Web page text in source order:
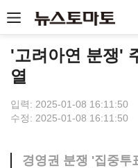
'고려아연 분쟁'
열
입력: 2025-01-08 16:11:50
수정: 2025-01-08 16:11:50
경영권 분쟁 '집중투